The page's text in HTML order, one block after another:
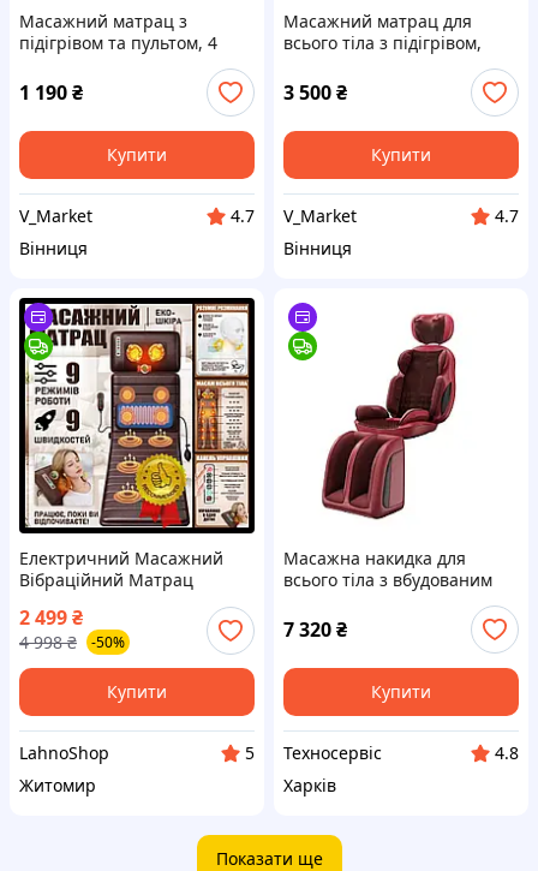
Масажний матрац з
підігрівом та пультом, 4
вібромоторів, електричний
вібраційний масажер для
спини та тіла
1 190₴
Купити
V_Market
4.7
Вінниця
Масажний матрац для
всього тіла з підігрівом,
електричний вібромасажер
для спини, шиї та ніг
3 500₴
Купити
V_Market
4.7
Вінниця
Електричний Масажний
Вібраційний Матрац
Електронний з Підігрівом
для Зняття Стресу для
Спини Тіла
2 499₴
4 998 ₴ -50%
Купити
LahnoShop
5
Житомир
Масажна накидка для
всього тіла з вбудованим
інфрачервоним тепловим
масажем
7 320₴
Купити
Техносервіс
4.8
Харків
Показати ще